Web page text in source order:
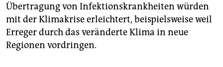
Übertragung von Infektionskrankheiten würden
mit der Klimakrise erleichtert, beispielsweise weil
Erreger durch das veränderte Klima in neue
Regionen vordringen.